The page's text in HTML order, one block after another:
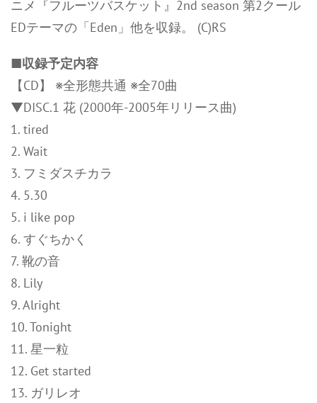
ニメ『フルーツバスケット』2nd season 第2クール
EDテーマの「Eden」他を収録。 (C)RS
■収録予定内容
【CD】 ※全形態共通 ※全70曲
▼DISC.1 花 (2000年-2005年リリース曲)
1. tired
2. Wait
3. フミダスチカラ
4. 5.30
5. i like pop
6. すぐちかく
7. 靴の音
8. Lily
9. Alright
10. Tonight
11. 星一粒
12. Get started
13. ガリレオ